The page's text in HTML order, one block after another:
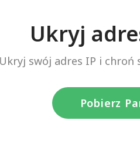
Ukryj
Ukryj swój adres IP i chroń
Pobierz